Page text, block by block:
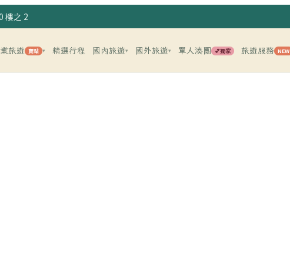
樓之 2
旅遊 賣點 ▾ 精選行程 國內旅遊▾ 國外旅遊▾ 單人湊團 💕獨家 旅遊服務 NEW